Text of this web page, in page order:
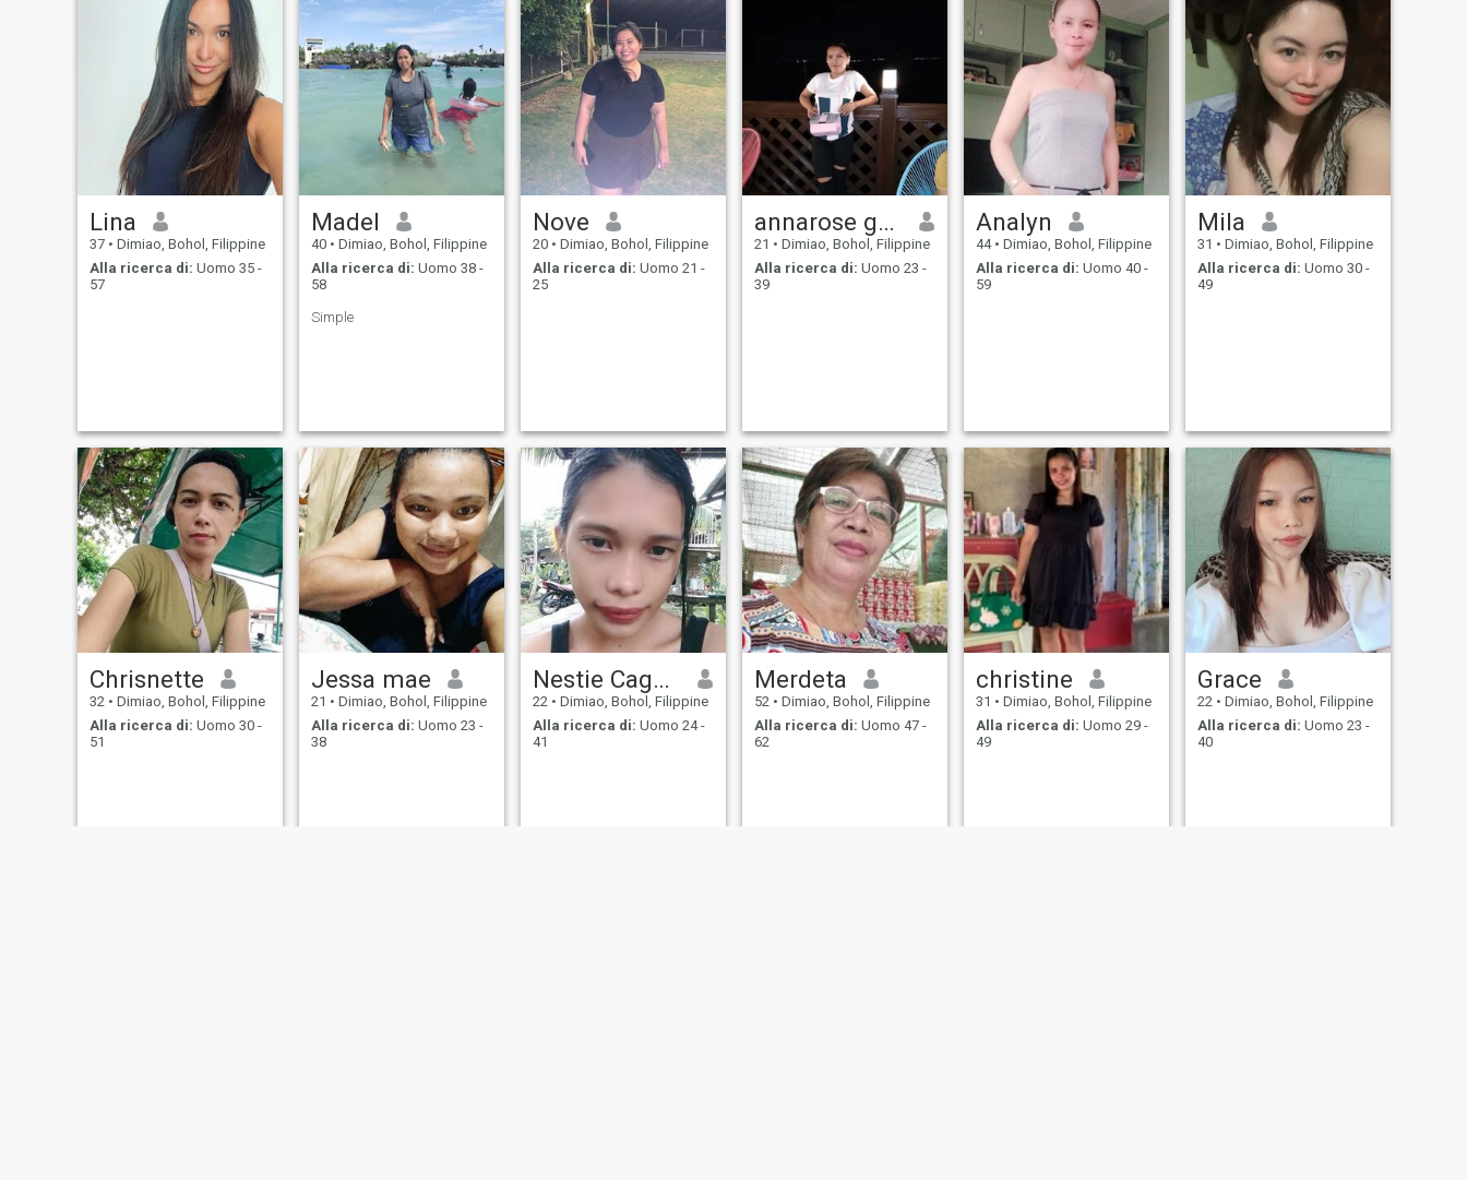
Lina
37 • Dimiao, Bohol, Filippine
Alla ricerca di: Uomo 35 -
57
Madel
40 • Dimiao, Bohol, Filippine
Alla ricerca di: Uomo 38 -
58
Simple
Nove
20 • Dimiao, Bohol, Filippine
Alla ricerca di: Uomo 21 -
25
annarose geonzon
21 • Dimiao, Bohol, Filippine
Alla ricerca di: Uomo 23 -
39
Analyn
44 • Dimiao, Bohol, Filippine
Alla ricerca di: Uomo 40 -
59
Mila
31 • Dimiao, Bohol, Filippine
Alla ricerca di: Uomo 30 -
49
Chrisnette
32 • Dimiao, Bohol, Filippine
Alla ricerca di: Uomo 30 -
51
Jessa mae
21 • Dimiao, Bohol, Filippine
Alla ricerca di: Uomo 23 -
38
Nestie Cagalitan
22 • Dimiao, Bohol, Filippine
Alla ricerca di: Uomo 24 -
41
Merdeta
52 • Dimiao, Bohol, Filippine
Alla ricerca di: Uomo 47 -
62
christine
31 • Dimiao, Bohol, Filippine
Alla ricerca di: Uomo 29 -
49
Grace
22 • Dimiao, Bohol, Filippine
Alla ricerca di: Uomo 23 -
40